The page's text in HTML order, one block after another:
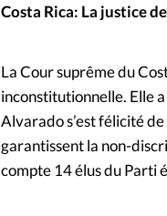
Costa Rica: La justice
La Cour suprême du
inconstitutionnelle. Elle
Alvarado s’est félicité
garantissent la non-
compte 14 élus du Parti